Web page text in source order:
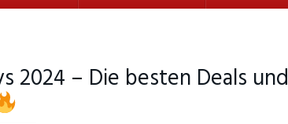
2024 – Die besten Deals und